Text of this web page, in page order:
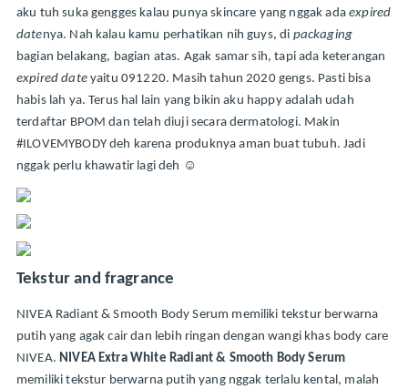
aku tuh suka gengges kalau punya skincare yang nggak ada expired
datenya. Nah kalau kamu perhatikan nih guys, di packaging
expired date yaitu 091220. Masih tahun 2020 gengs. Pasti bisa
habis lah ya. Terus hal lain yang bikin aku happy adalah udah
terdaftar BPOM dan telah diuji secara dermatologi. Makin
#ILOVEMYBODY deh karena produknya aman buat tubuh. Jadi
nggak perlu khawatir lagi deh ☺
Tekstur and fragrance
NIVEA Radiant & Smooth Body Serum memiliki tekstur berwarna
putih yang agak cair dan lebih ringan dengan wangi khas body care
NIVEA. NIVEA Extra White Radiant & Smooth Body Serum
memiliki tekstur berwarna putih yang nggak terlalu kental, malah